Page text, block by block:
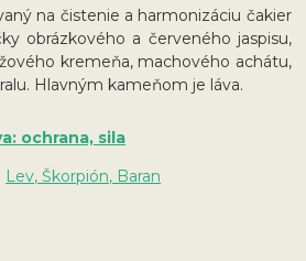
na čistenie a harmonizáciu čakier
obrázkového a červeného jaspisu,
kremeňa, machového achátu,
Hlavným kameňom je láva.
ochrana, sila
Lev, Škorpión, Baran